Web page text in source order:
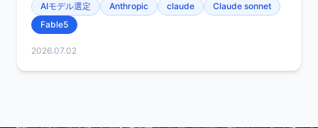
AIモデル選定 Anthropic claude
Claude sonnet
Fable5
2026.07.02